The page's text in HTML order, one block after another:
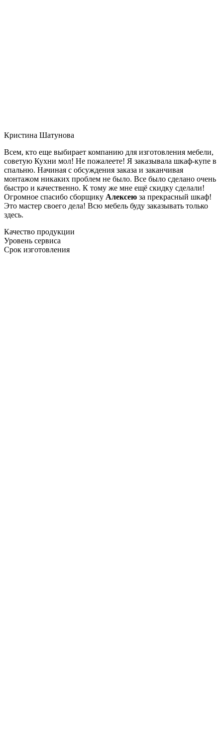
Кристина Шатунова
Всем, кто еще выбирает компанию для изготовления мебели,
советую Кухни мол! Не пожалеете! Я заказывала шкаф-купе в
спальню. Начиная с обсуждения заказа и заканчивая
монтажом никаких проблем не было. Все было сделано очень
быстро и качественно. К тому же мне ещё скидку сделали!
Огромное спасибо сборщику Алексею за прекрасный шкаф!
Это мастер своего дела! Всю мебель буду заказывать только
здесь.
Качество продукции
Уровень сервиса
Срок изготовления